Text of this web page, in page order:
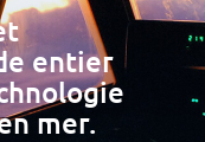
entier
mer.